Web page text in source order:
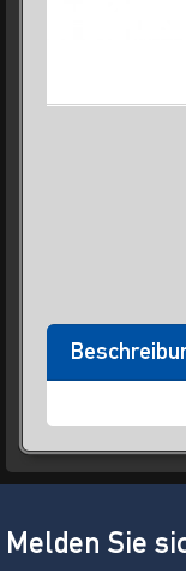
Melden Sie